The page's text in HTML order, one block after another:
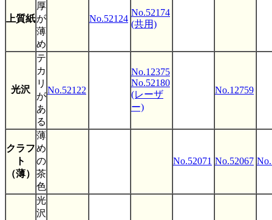
上質紙
厚
が
薄
め
No.52124
No.52174
(共用)
光沢
テ
カ
リ
が
あ
る
No.52122
No.12375
No.52180
(レーザ
ー)
No.12759
クラフ
ト
（薄）
薄
め
の
茶
色
No.52071 No.52067
光
沢